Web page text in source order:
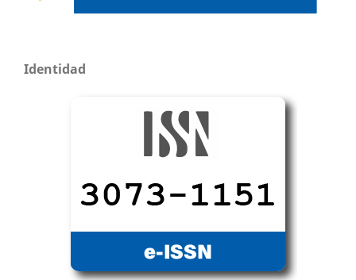
Identidad